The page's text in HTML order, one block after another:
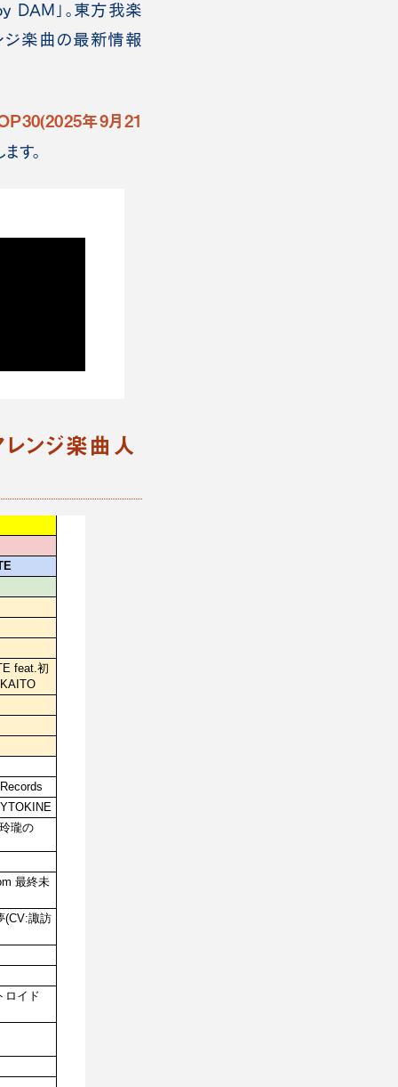
DAM」。東方我楽
ジ楽曲の最新情報
年9月21
す。
ンジ楽曲人